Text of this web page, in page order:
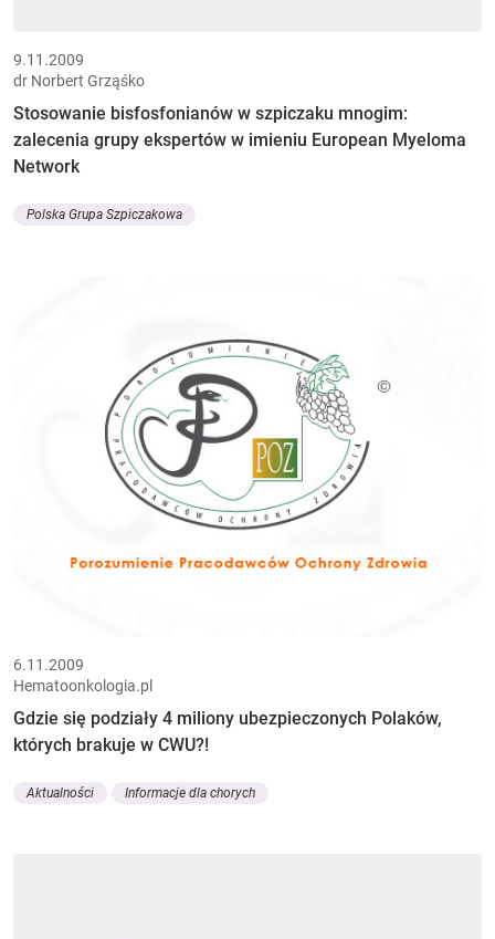
9.11.2009
dr Norbert Grząśko
Stosowanie bisfosfonianów w szpiczaku mnogim:
zalecenia grupy ekspertów w imieniu European Myeloma
Network
Polska Grupa Szpiczakowa
6.11.2009
Hematoonkologia.pl
Gdzie się podziały 4 miliony ubezpieczonych Polaków,
których brakuje w CWU?!
Aktualności Informacje dla chorych